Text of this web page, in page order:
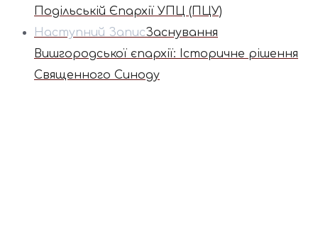
Подільській Єпархії УПЦ (ПЦУ)
Наступний ЗаписЗаснування
Вишгородської єпархії: Історичне рішення
Священного Синоду